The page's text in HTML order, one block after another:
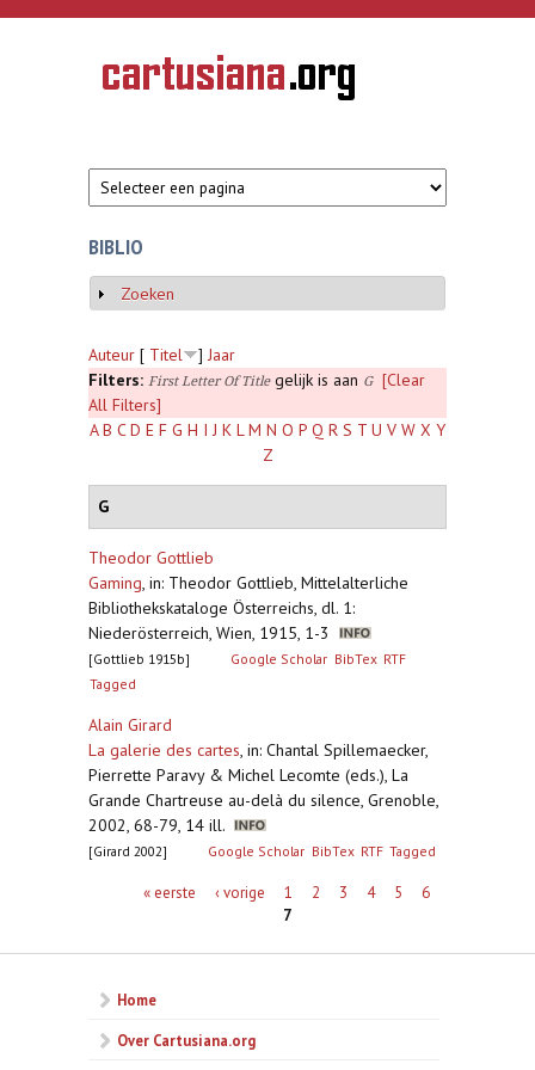
Overslaan en naar de inhoud gaan
CARTUSIANA
Geschiedenis
van de
BIBLIO
Weergeven
Zoeken
Auteur [ Titel ] Jaar
Filters: First Letter Of Titlegelijk is aan G
[Clear
All Filters]
A B C D E F G H I J K L M N O P Q R S T U V W X Y
Z
G
Theodor Gottlieb
Gaming, in: Theodor Gottlieb, Mittelalterliche
Bibliothekskataloge Österreichs, dl. 1:
Niederösterreich, Wien, 1915, 1-3
[Gottlieb 1915b] Google Scholar BibTex RTF
Tagged
Alain Girard
La galerie des cartes, in: Chantal Spillemaecker,
Pierrette Paravy & Michel Lecomte (eds.), La
Grande Chartreuse au-delà du silence, Grenoble,
2002, 68-79, 14 ill.
[Girard 2002] Google Scholar BibTex RTF Tagged
Pagina's« eerste ‹ vorige 1 2 3 4 5
6
7
Home
Over Cartusiana.org